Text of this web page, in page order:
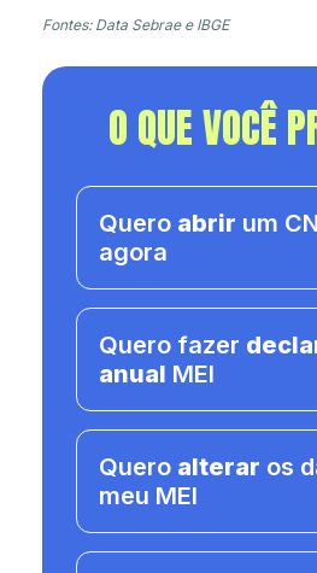
Fontes: Data Sebrae e IBGE
O QUE VOCÊ
Quero abrir um
agora
Quero fazer
anual MEI
Quero alterar os
meu MEI